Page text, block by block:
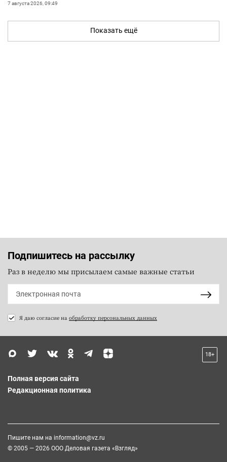
7 августа 2026, 09:49
Показать ещё
Подпишитесь на рассылку
Раз в неделю мы присылаем самые важные статьи
Я даю согласие на обработку персональных данных
18+
Полная версия сайта
Редакционная политика
Пишите нам на information@vz.ru
© 2005 — 2026 ООО Деловая газета «Взгляд»